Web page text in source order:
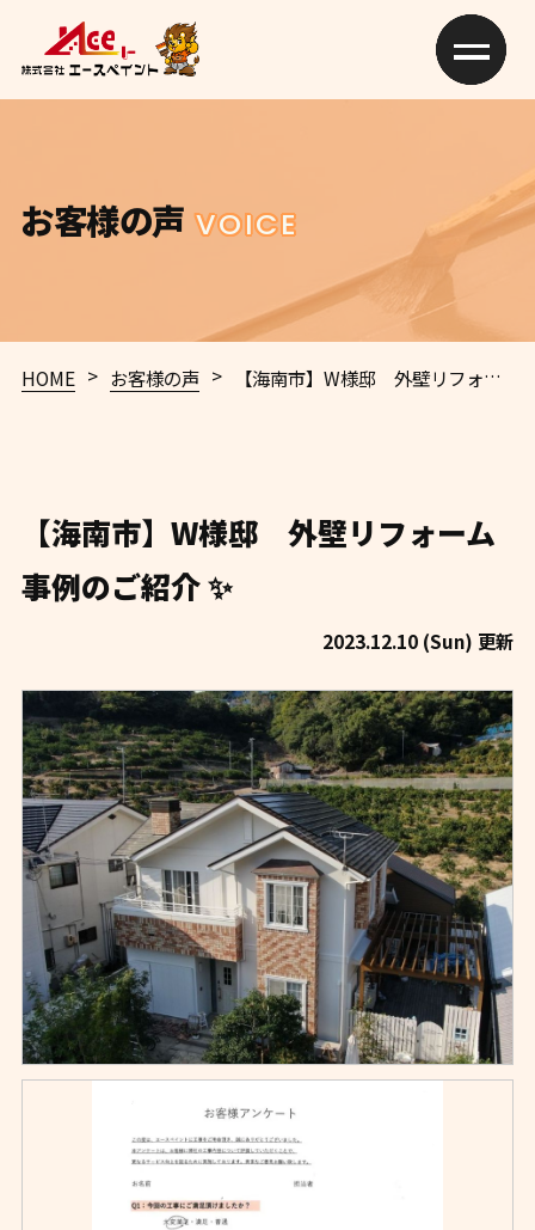
お客様の声 VOICE
HOME > お客様の声 > 【海南市】W様邸 外壁リフォーム事例のご紹介 ✨
【海南市】W様邸 外壁リフォーム
事例のご紹介 ✨
2023.12.10 (Sun) 更新